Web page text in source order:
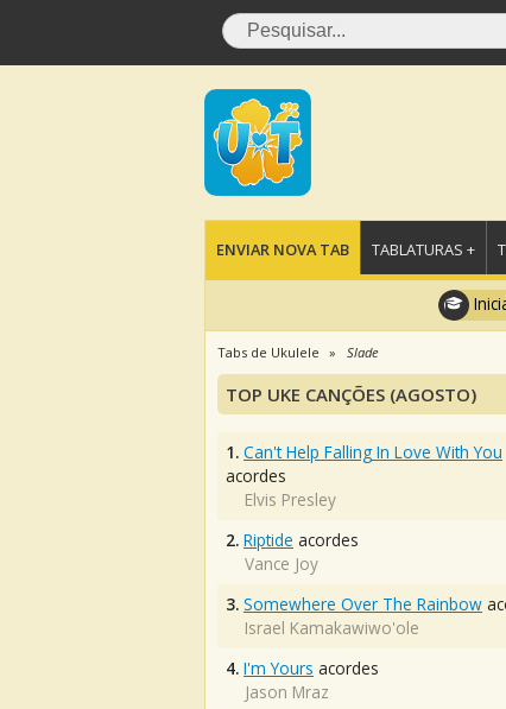
ENVIAR NOVA TAB TABLATURAS +
Tabs de Ukulele Slade
TOP UKE CANÇÕES (AGOSTO)
1. Can't Help Falling In Love With You
acordes
Elvis Presley
2. Riptide acordes
Vance Joy
3. Somewhere Over The Rainbow
Israel Kamakawiwo'ole
4. I'm Yours acordes
Jason Mraz